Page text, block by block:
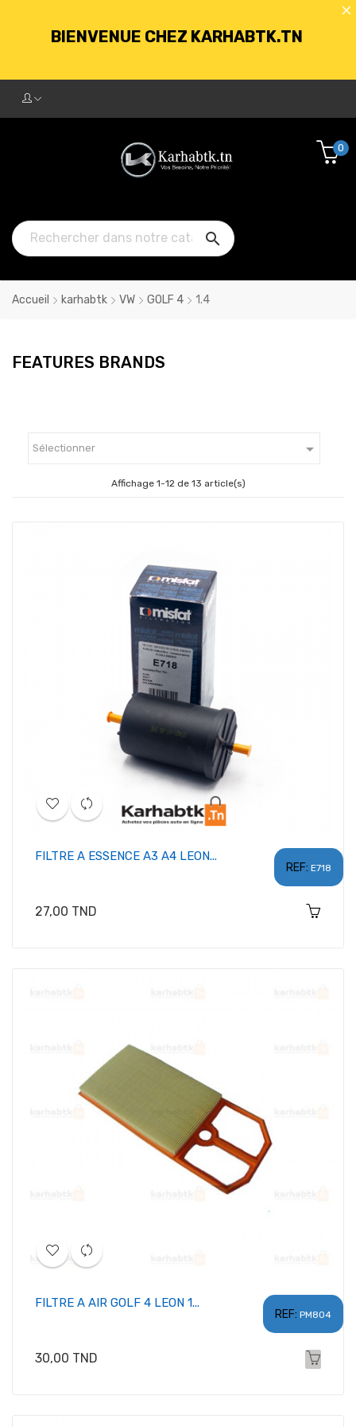
BIENVENUE CHEZ KARHABTK.TN
250DT D'ACHATS

0
Accueil karhabtk VW GOLF 4 1.4
FEATURES BRANDS
Sélectionner 
Affichage 1-12 de 13 article(s)
REF: E718
FILTRE A ESSENCE A3 A4 LEON...
Prix
27,00 TND
REF: PM804
FILTRE A AIR GOLF 4 LEON 1...
Prix
30,00 TND